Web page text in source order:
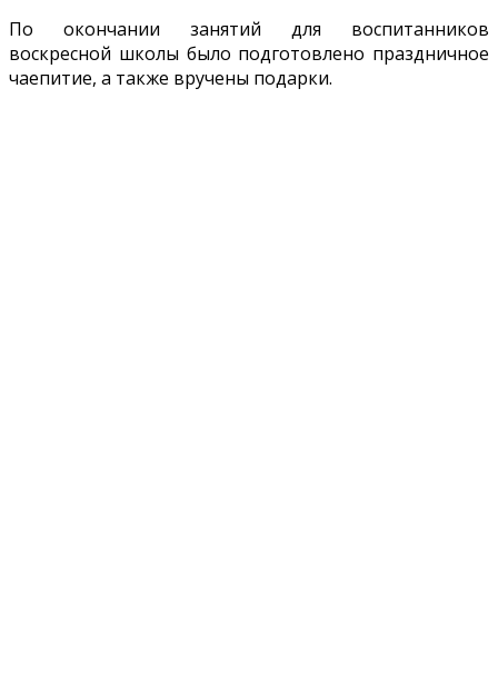
По окончании занятий для воспитанников
воскресной школы было подготовлено праздничное
чаепитие, а также вручены подарки.